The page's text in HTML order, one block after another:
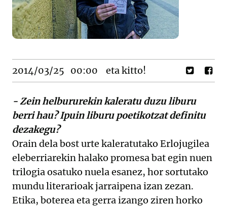
2014/03/25 00:00 eta kitto!
- Zein helbururekin kaleratu duzu liburu
berri hau? Ipuin liburu poetikotzat definitu
dezakegu?
Orain dela bost urte kaleratutako Erlojugilea
eleberriarekin halako promesa bat egin nuen
trilogia osatuko nuela esanez, hor sortutako
mundu literarioak jarraipena izan zezan.
Etika, boterea eta gerra izango ziren horko